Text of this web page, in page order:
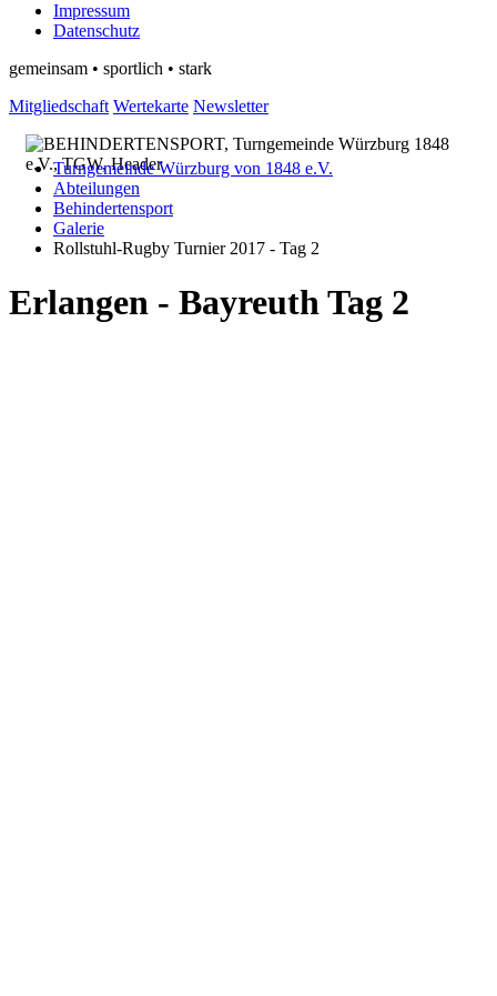
Impressum
Datenschutz
gemeinsam • sportlich • stark
Mitgliedschaft Wertekarte Newsletter
Turngemeinde Würzburg von 1848 e.V.
Abteilungen
Behindertensport
Galerie
Rollstuhl-Rugby Turnier 2017 - Tag 2
Erlangen - Bayreuth Tag 2